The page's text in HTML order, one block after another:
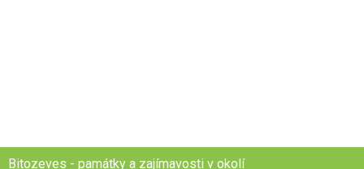
Bitozeves - památky a zajímavosti v okolí